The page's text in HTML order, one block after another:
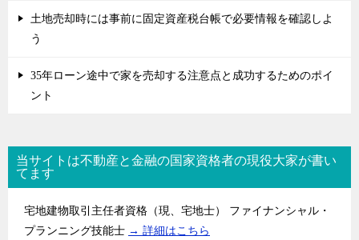
土地売却時には事前に固定資産税台帳で必要情報を確認しよ
う
35年ローン途中で家を売却する注意点と成功するためのポイ
ント
当サイトは不動産と金融の国家資格者の現役大家が書い
てます
宅地建物取引主任者資格（現、宅地士） ファイナンシャル・
プランニング技能士 → 詳細はこちら